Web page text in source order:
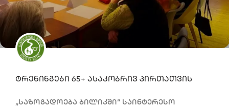
ტრენინგები 65+ ასაკობრივ პირთათვის
„საზოგადოება ბილიკში“ საინტერესო